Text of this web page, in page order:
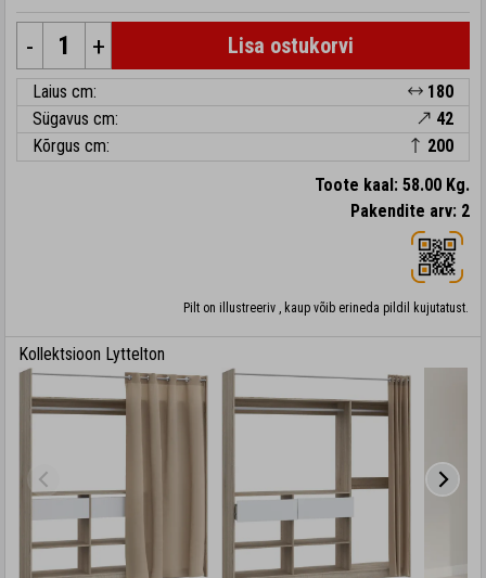
- + Lisa ostukorvi
Laius cm:
180
Sügavus cm:
42
Kõrgus cm:
200
Toote kaal: 58.00 Kg.
Pakendite arv: 2
Pilt on illustreeriv , kaup võib erineda pildil kujutatust.
Kollektsioon Lyttelton